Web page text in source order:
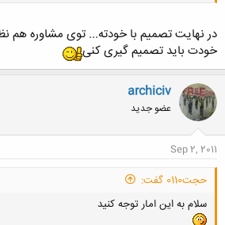
در نهایت تصمیم با خودته... توی مشاوره
خودت باید تصمیم گیری کنی
archiciv
عضو جدید
Sep 2, 2011
حجت0110 گفت:
سلام به اين امار توجه كنيد